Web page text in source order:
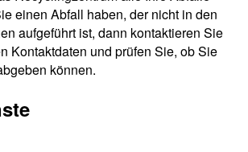
einen Abfall haben, der nicht in den
aufgeführt ist, dann kontaktieren Sie
Kontaktdaten und prüfen Sie, ob Sie
können.